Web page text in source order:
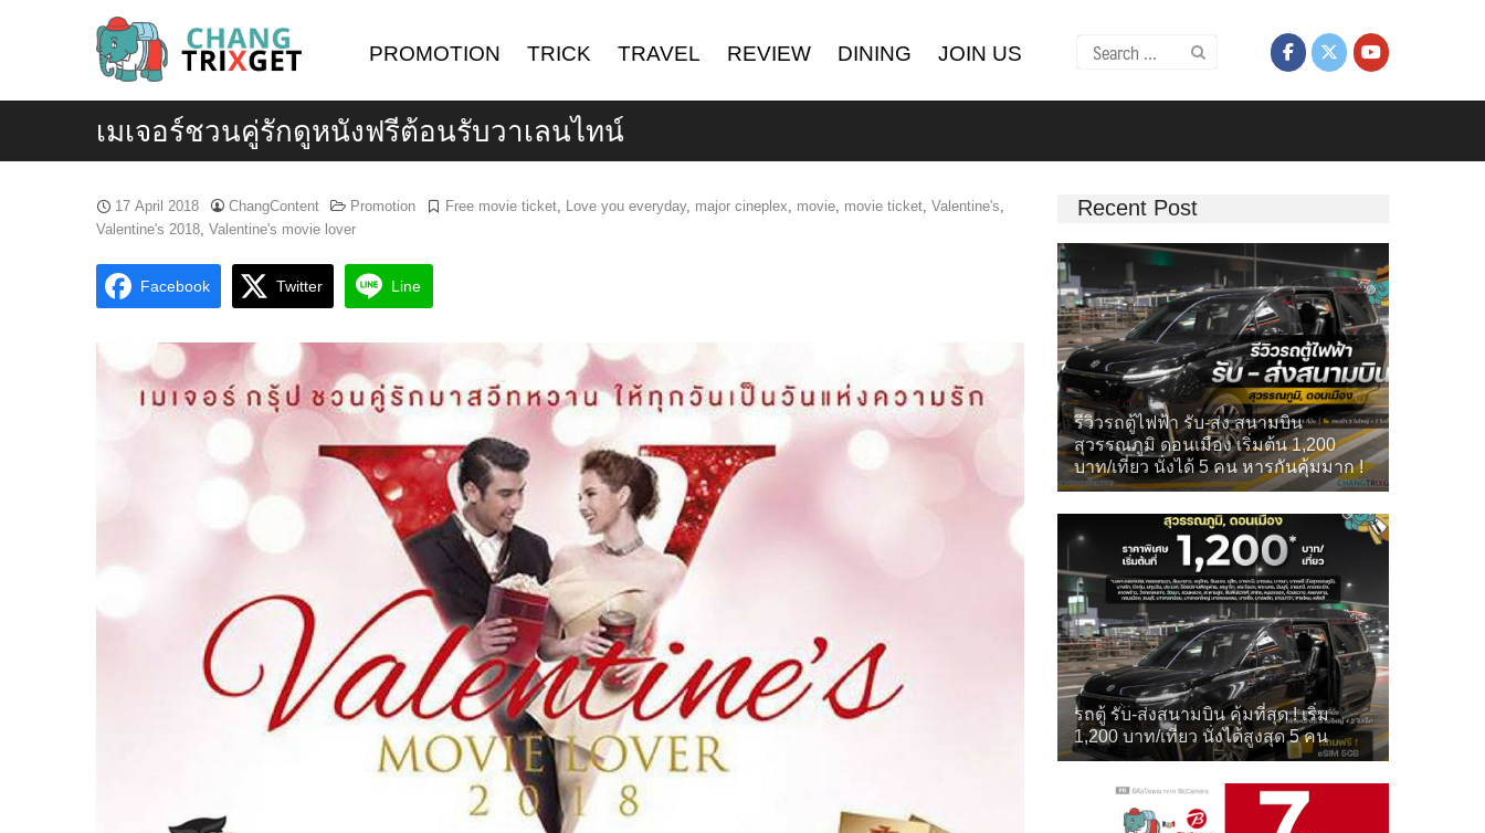
PROMOTION TRICK TRAVEL REVIEW DINING JOIN US
Search
for:
เมเจอร์ชวนคู่รักดูหนังฟรีต้อนรับวาเลนไทน์
17 April 2018 ChangContent Promotion Free movie ticket, Love you everyday, major cineplex, movie, movie ticket, Valentine's,
Valentine's 2018, Valentine's movie lover
Facebook Twitter Line
Recent Post
รีวิวรถตู้ไฟฟ้า รับ-ส่ง สนามบิน
สุวรรณภูมิ ดอนเมือง เริ่มต้น 1,200
บาท/เที่ยว นั่งได้ 5 คน หารกันคุ้มมาก !
รถตู้ รับ-ส่งสนามบิน คุ้มที่สุด ! เริ่ม
1,200 บาท/เที่ยว นั่งได้สูงสุด 5 คน